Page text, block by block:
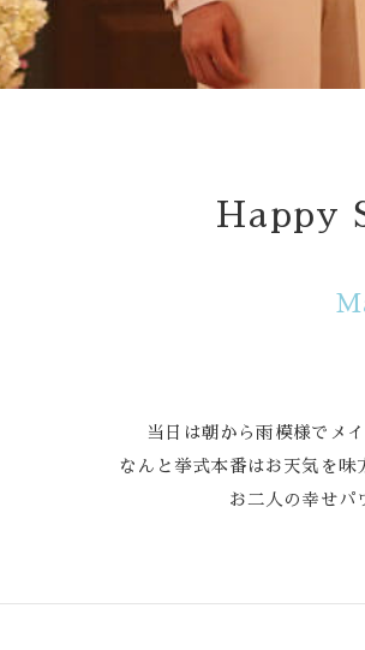
Happy
当日は朝から雨模様でメ
なんと挙式本番はお天気を味
お二人の幸せパ